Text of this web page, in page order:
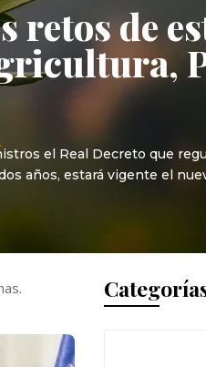
retos de
el Real Decreto que
años, estará vigente el